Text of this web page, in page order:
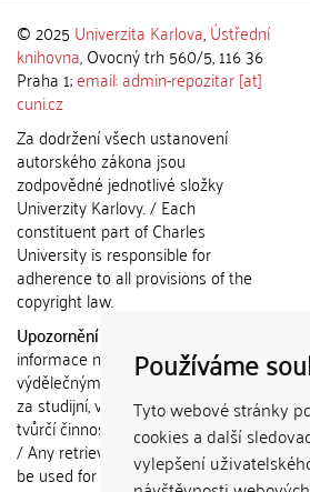
Používáme
Tyto webové stránky
cookies a další
vylepšení
© 2025 Univerzita Karlova,Ústřední
knihovna, Ovocný trh 560/5, 116 36
Praha 1;email: admin-repozitar [at]
cuni.cz
Za dodržení všech ustanovení
autorského zákona jsou
zodpovědné jednotlivé složky
Univerzity Karlovy. / Each
constituent part of Charles
University is responsible for
adherence to all provisions of the
copyright law.
Upozornění / Notice:
informace nemohou být použity k
výdělečným účelům nebo vydávány
za studijní, vědeckou nebo jinou
tvůrčí činnost jiné osoby než autora.
/ Any retrieved information shall not
be used for any commercial